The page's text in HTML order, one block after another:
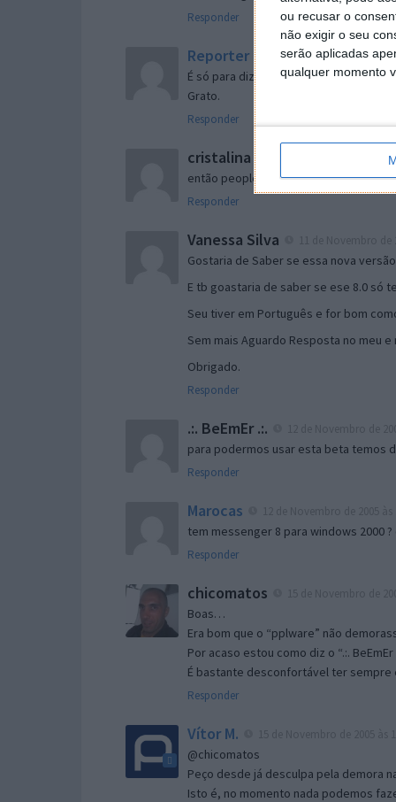
ou recusar o
não exigir o seu
serão aplicadas
qualquer momento
Responder
Reporter 7 de Novembro de 2005 às
É só para dizer que ainda não me
Grato.
Responder
cristalina 11 de Novembro de 2005
então people
Responder
Vanessa Silva
Gostaria de Saber se essa nova
E tb goastaria de saber se ese 8.0 só
Seu tiver em Português e for bom
Sem mais Aguardo Resposta no meu e
Obrigado.
Responder
.:. BeEmEr .:.
para podermos usar esta beta temos
Responder
Marocas
tem messenger 8 para windows 2000
Responder
chicomatos
Boas…
Era bom que o “pplware” não
Por acaso estou como diz o “.:.
É bastante desconfortável ter sempre
Responder
Vítor M.
@chicomatos
Peço desde já desculpa pela demora
Isto é, no momento nada podemos